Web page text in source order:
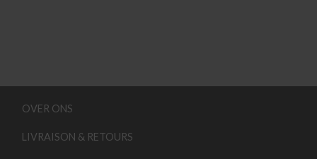
OVER ONS
LIVRAISON & RETOURS